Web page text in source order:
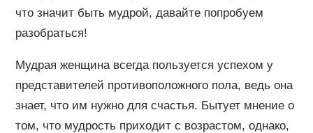
что значит быть мудрой, давайте попробуем
разобраться!
Мудрая женщина всегда пользуется успехом у
представителей противоположного пола, ведь она
знает, что им нужно для счастья. Бытует мнение о
том, что мудрость приходит с возрастом, однако,